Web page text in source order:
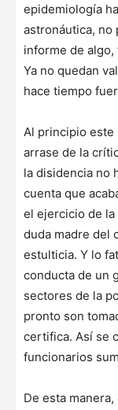
epidemiología
astronáutica, no
informe de
Ya no quedan
hace tiempo
Al principio este
arrase de la
la disidencia no
cuenta que
el ejercicio de
duda madre del
estulticia. Y lo
conducta de un
sectores de la
pronto son
certifica. Así se
funcionarios
De esta